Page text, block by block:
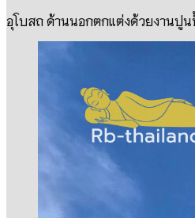
อุโบสถ ด้านนอกตกแต่งด้วยงานปู